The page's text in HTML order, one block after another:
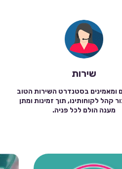
שירות
ומאמינים בסטנדרט השירות הטוב
קהל לקוחותינו, תוך זמינות ומתן
מענה הולם לכל פניה.